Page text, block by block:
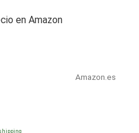
en Amazon
Amazon.es